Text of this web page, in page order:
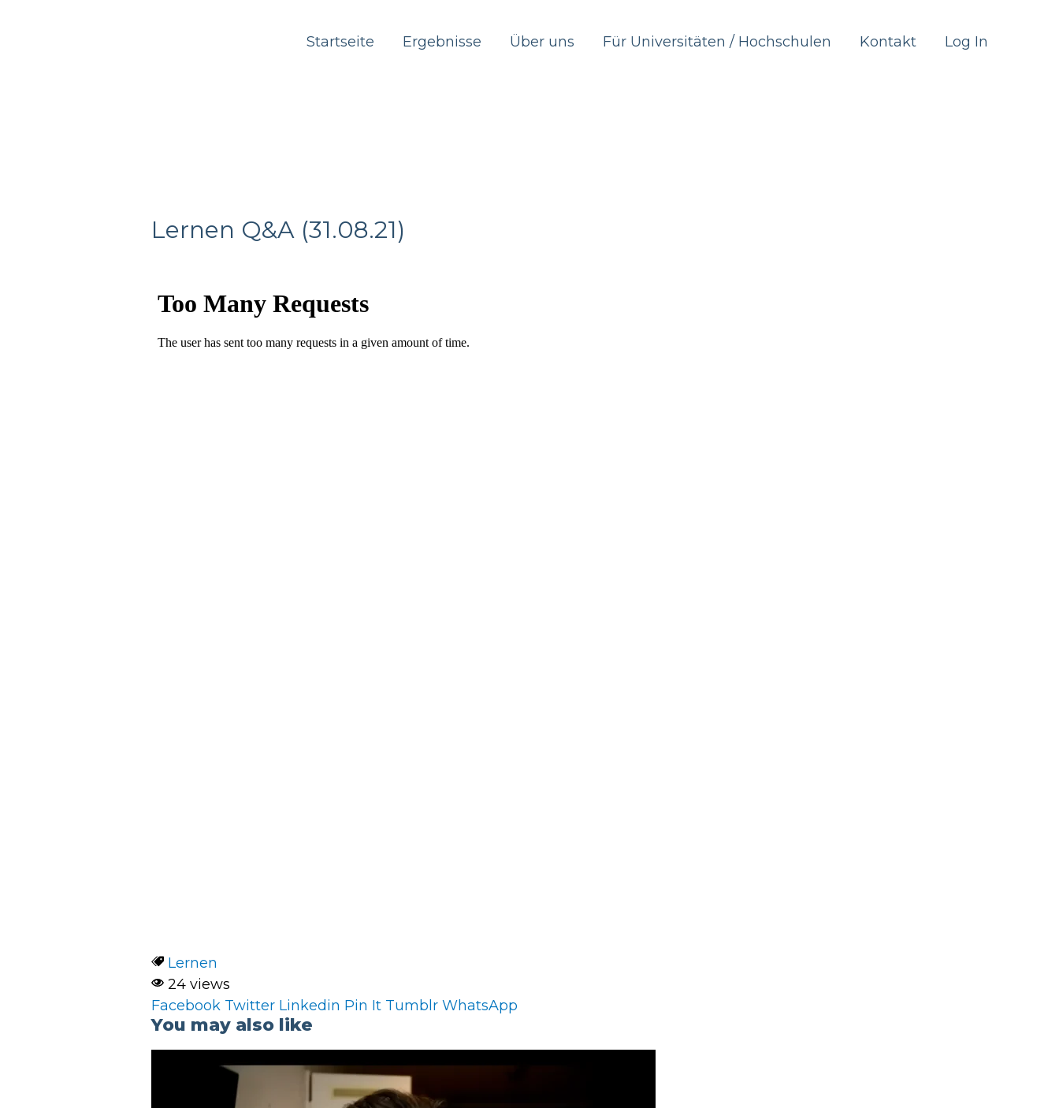
Startseite Ergebnisse Über uns Für Universitäten / Hochschulen Kontakt Log In
Lernen Q&A (31.08.21)
Lernen
24 views
Facebook Twitter Linkedin Pin It Tumblr WhatsApp
You may also like